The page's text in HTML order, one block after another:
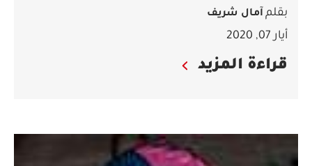
بقلم آمال شريف
أيار 07, 2020
قراءة المزيد